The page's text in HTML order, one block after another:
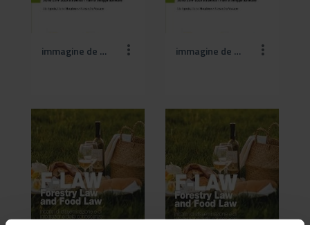
immagine de minimis def (3).jpg immagine de minimis def.jpg